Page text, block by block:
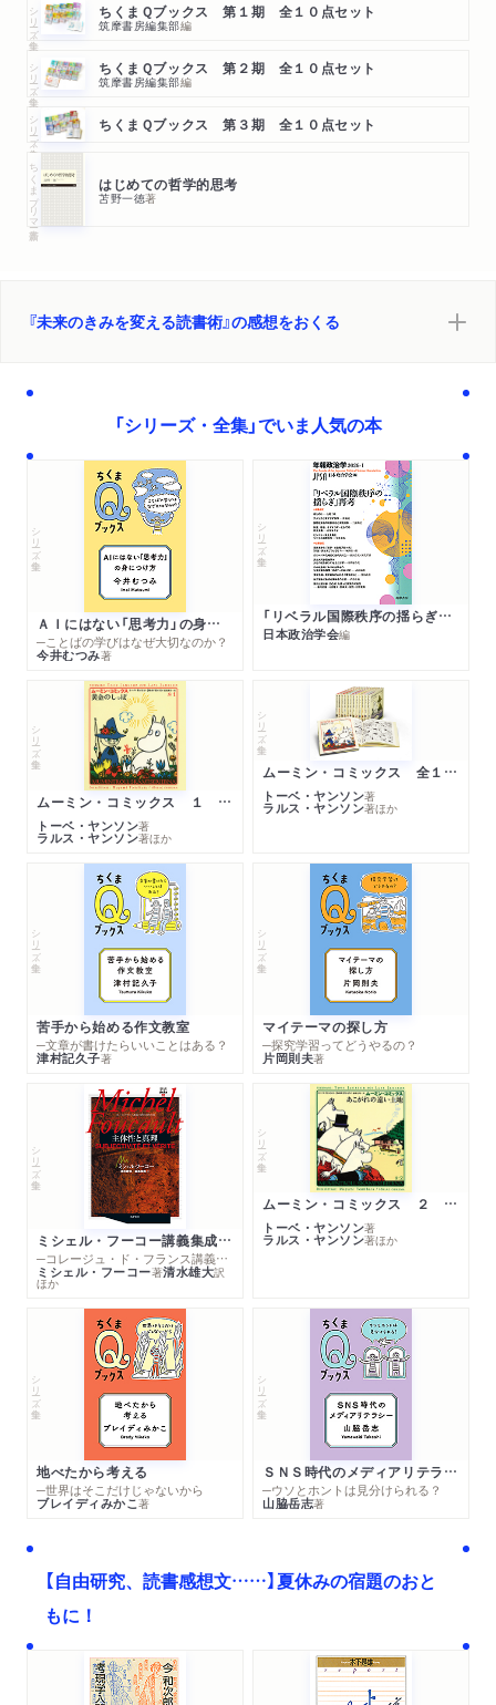
シリーズ・全集 ちくまＱブックス 第１期 全１０点セット
筑摩書房編集部編
シリーズ・全集 ちくまＱブックス 第２期 全１０点セット
筑摩書房編集部編
シリーズ・全集 ちくまＱブックス 第３期 全１０点セット
ちくまプリマー新書 はじめての哲学的思考
苫野一徳著
『未来のきみを変える読書術』の感想をおくる
「シリーズ・全集」でいま人気の本
シリーズ・全集
ＡＩにはない「思考力」の身につけ方
─ことばの学びはなぜ大切なのか？
今井むつみ著
シリーズ・全集
「リベラル国際秩序の揺らぎ」再考 年報政治学２０２６‐Ⅰ
日本政治学会編
シリーズ・全集
ムーミン・コミックス １ 黄金のしっぽ
トーベ・ヤンソン著
ラルス・ヤンソン著ほか
シリーズ・全集
ムーミン・コミックス 全１４巻セット
トーベ・ヤンソン著
ラルス・ヤンソン著ほか
シリーズ・全集
苦手から始める作文教室
─文章が書けたらいいことはある？
津村記久子著
シリーズ・全集
マイテーマの探し方
─探究学習ってどうやるの？
片岡則夫著
シリーズ・全集
ミシェル・フーコー講義集成１０ 主体性と真理
─コレージュ・ド・フランス講義１９８０－１９８１年度
ミシェル・フーコー著清水雄大訳
ほか
シリーズ・全集
ムーミン・コミックス ２ あこがれの遠い土地
トーベ・ヤンソン著
ラルス・ヤンソン著ほか
シリーズ・全集
地べたから考える
─世界はそこだけじゃないから
ブレイディみかこ著
シリーズ・全集
ＳＮＳ時代のメディアリテラシー
─ウソとホントは見分けられる？
山脇岳志著
【自由研究、読書感想文……】夏休みの宿題のおと
もに！